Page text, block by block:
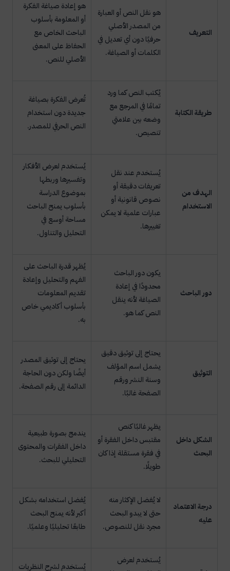
التعريف
هو نقل النص أو العبارة
من المصدر الأصلي
حرفيًا دون أي تعديل في
الكلمات أو الصياغة.
هو إعادة صياغة الفكرة
أو المعلومة بأسلوب
الباحث الخاص مع
الحفاظ على المعنى
الأصلي للنص.
طريقة الكتابة
يُكتب النص كما ورد
تمامًا في المرجع مع
وضعه بين علامتي
تنصيص.
تُعرض الفكرة بصياغة
جديدة دون استخدام
النص الحرفي للمصدر.
الهدف من
الاستخدام
يُستخدم عند نقل
تعريفات دقيقة أو
نصوص قانونية أو
عبارات علمية لا يمكن
تغييرها.
يُستخدم لعرض الأفكار
وتفسيرها وربطها
بموضوع الدراسة
بأسلوب يمنح الباحث
مساحة أوسع في
التحليل والتناول.
دور الباحث
يكون دور الباحث
محدودًا في إعادة
الصياغة لأنه ينقل
النص كما هو.
يُظهر قدرة الباحث على
الفهم والتحليل وإعادة
تقديم المعلومات
بأسلوب أكاديمي خاص
به.
التوثيق
يحتاج إلى توثيق دقيق
يشمل اسم المؤلف
وسنة النشر ورقم
الصفحة غالبًا.
يحتاج إلى توثيق المصدر
أيضًا ولكن دون الحاجة
الدائمة إلى رقم الصفحة.
الشكل داخل
البحث
يظهر غالبًا كنص
مقتبس داخل الفقرة أو
في فقرة مستقلة إذا كان
طويلًا.
يندمج بصورة طبيعية
داخل الفقرات والمحتوى
التحليلي للبحث.
درجة الاعتماد
عليه
لا يُفضل الإكثار منه
حتى لا يبدو البحث
مجرد نقل للنصوص.
يُفضل استخدامه بشكل
أكبر لأنه يمنح البحث
طابعًا تحليليًا وعلميًا.
يُستخدم لعرض
يُستخدم لشرح النظريات